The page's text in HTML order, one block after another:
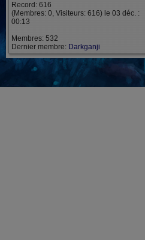
Record: 616
(Membres: 0, Visiteurs: 616) le 03 déc. :
00:13
Membres: 532
Dernier membre: Darkganji